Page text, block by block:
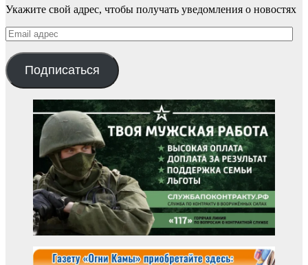
Укажите свой адрес, чтобы получать уведомления о новостях
Email
адрес
Подписаться